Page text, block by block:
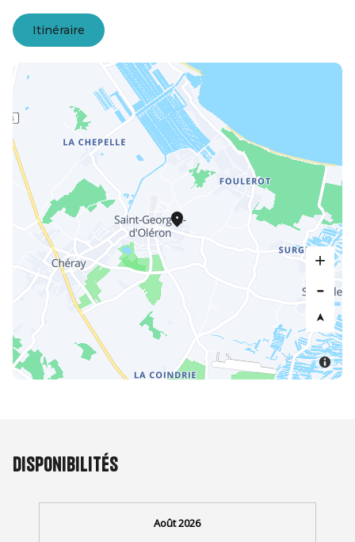
Itinéraire
Disponibilités